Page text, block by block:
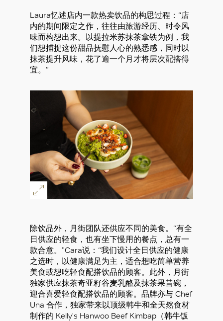
Laura忆述店内一款热卖饮品的构思过程：“店
内的期间限定之作，往往由旅游经历、时令风
味而构想出来。以提拉米苏抹茶拿铁为例，我
们想捕捉这份甜品抚慰人心的熟悉感，同时以
抹茶提升风味，花了逾一个月才将层次配搭得
宜。”
除饮品外，月街团队还供应不同的美食。“有全
日供应的轻食，也有坐下慢用的餐点，总有一
款合意。”Cara说：“我们设计全日供应的健康
之选时，以健康满足为主，适合想吃简单营养
美食或想吃轻食配搭饮品的顾客。此外，月街
独家供应抹茶奇亚籽谷麦乳酪及抹茶果昔碗，
迎合喜爱轻食配搭饮品的顾客。品牌亦与 Chef
Una 合作，独家带来以顶级韩牛和全天然食材
制作的 Kelly's Hanwoo Beef Kimbap（韩牛饭